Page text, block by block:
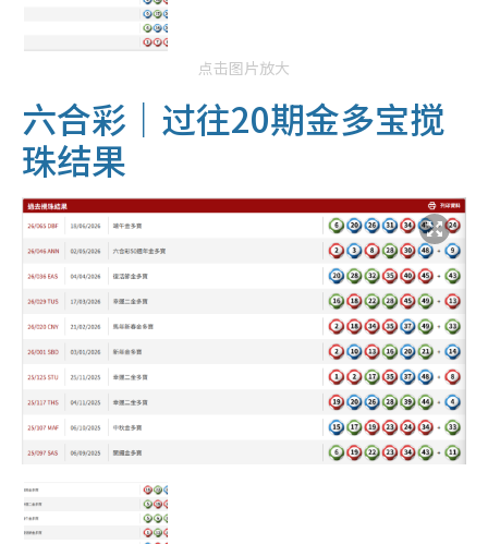
点击图片放大
六合彩｜过往20期金多宝搅
珠结果